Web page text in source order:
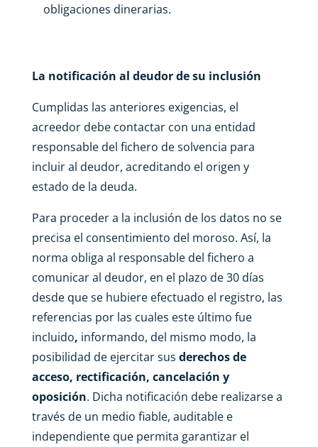
obligaciones dinerarias.
La notificación al deudor de su inclusión
Cumplidas las anteriores exigencias, el
acreedor debe contactar con una entidad
responsable del fichero de solvencia para
incluir al deudor, acreditando el origen y
estado de la deuda.
Para proceder a la inclusión de los datos no se
precisa el consentimiento del moroso. Así, la
norma obliga al responsable del fichero a
comunicar al deudor, en el plazo de 30 días
desde que se hubiere efectuado el registro, las
referencias por las cuales este último fue
incluido, informando, del mismo modo, la
posibilidad de ejercitar sus derechos de
acceso, rectificación, cancelación y
oposición. Dicha notificación debe realizarse a
través de un medio fiable, auditable e
independiente que permita garantizar el